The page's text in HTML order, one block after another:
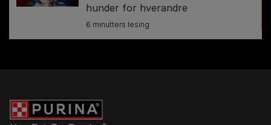
hunder for hverandre
6 minutters lesing